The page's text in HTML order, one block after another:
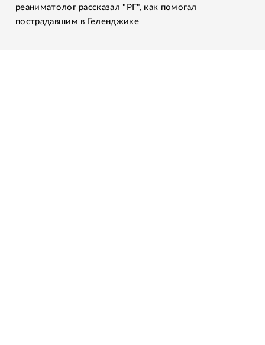
реаниматолог рассказал "РГ", как помогал
пострадавшим в Геленджике